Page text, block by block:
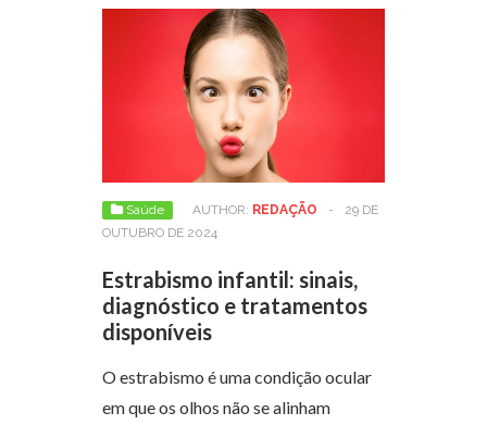
Saúde AUTHOR: REDAÇÃO -
29 DE
OUTUBRO DE 2024
Estrabismo infantil: sinais,
diagnóstico e tratamentos
disponíveis
O estrabismo é uma condição ocular
em que os olhos não se alinham